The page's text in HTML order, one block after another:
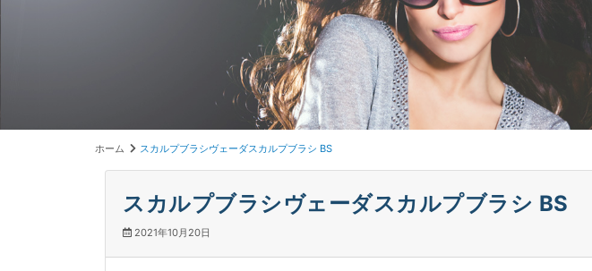
ホーム スカルプブラシヴェーダスカルプブラシ BS
スカルプブラシヴェーダスカルプブラシ BS
2021年10月20日